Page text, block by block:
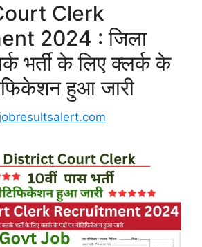
Clerk
2024 : जिला
भर्ती के लिए क्लर्क के
हुआ जारी
jobresultsalert.com